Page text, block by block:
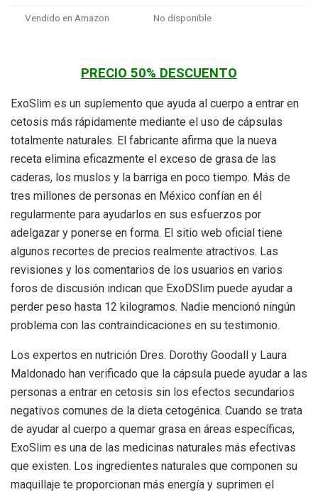
Vendido en Amazon No disponible
PRECIO 50% DESCUENTO
ExoSlim es un suplemento que ayuda al cuerpo a entrar en
cetosis más rápidamente mediante el uso de cápsulas
totalmente naturales. El fabricante afirma que la nueva
receta elimina eficazmente el exceso de grasa de las
caderas, los muslos y la barriga en poco tiempo. Más de
tres millones de personas en México confían en él
regularmente para ayudarlos en sus esfuerzos por
adelgazar y ponerse en forma. El sitio web oficial tiene
algunos recortes de precios realmente atractivos. Las
revisiones y los comentarios de los usuarios en varios
foros de discusión indican que ExoDSlim puede ayudar a
perder peso hasta 12 kilogramos. Nadie mencionó ningún
problema con las contraindicaciones en su testimonio.
Los expertos en nutrición Dres. Dorothy Goodall y Laura
Maldonado han verificado que la cápsula puede ayudar a las
personas a entrar en cetosis sin los efectos secundarios
negativos comunes de la dieta cetogénica. Cuando se trata
de ayudar al cuerpo a quemar grasa en áreas específicas,
ExoSlim es una de las medicinas naturales más efectivas
que existen. Los ingredientes naturales que componen su
maquillaje te proporcionan más energía y suprimen el